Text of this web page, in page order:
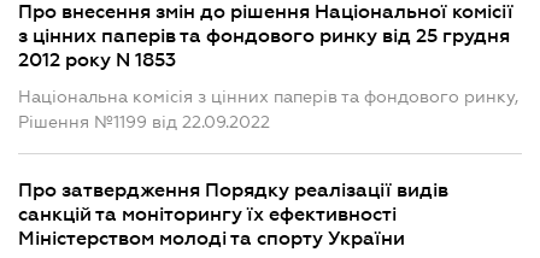
Про внесення змін до рішення Національної комісії
з цінних паперів та фондового ринку від 25 грудня
2012 року N 1853
Національна комісія з цінних паперів та фондового ринку,
Рішення №1199 від 22.09.2022
Про затвердження Порядку реалізації видів
санкцій та моніторингу їх ефективності
Міністерством молоді та спорту України